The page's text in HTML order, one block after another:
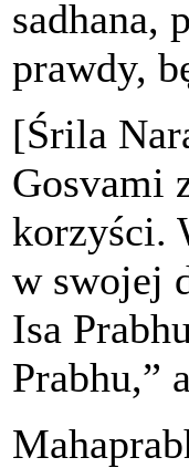
sadhana,
prawdy,
[Śrila
Gosvami
korzyści.
w swojej
Isa
Prabhu,”